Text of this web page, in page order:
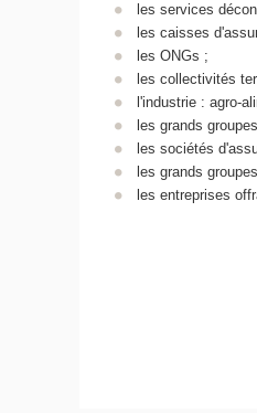
les services
les caisses
les ONGs ;
les collectivités
l'industrie : agro-
les grands
les sociétés
les grands
les entreprises